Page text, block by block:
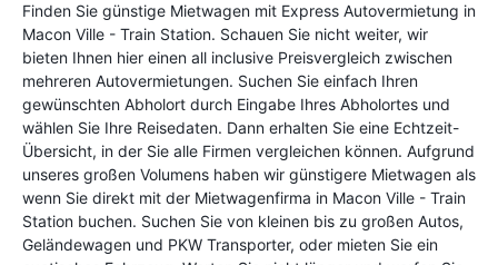
Finden Sie günstige Mietwagen mit Express Autovermietung in
Macon Ville - Train Station. Schauen Sie nicht weiter, wir
bieten Ihnen hier einen all inclusive Preisvergleich zwischen
mehreren Autovermietungen. Suchen Sie einfach Ihren
gewünschten Abholort durch Eingabe Ihres Abholortes und
wählen Sie Ihre Reisedaten. Dann erhalten Sie eine Echtzeit-
Übersicht, in der Sie alle Firmen vergleichen können. Aufgrund
unseres großen Volumens haben wir günstigere Mietwagen als
wenn Sie direkt mit der Mietwagenfirma in Macon Ville - Train
Station buchen. Suchen Sie von kleinen bis zu großen Autos,
Geländewagen und PKW Transporter, oder mieten Sie ein